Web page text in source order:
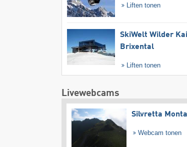
Liften tonen
SkiWelt Wilder
Brixental
Liften tonen
Livewebcams
Silvretta
Webcam tonen